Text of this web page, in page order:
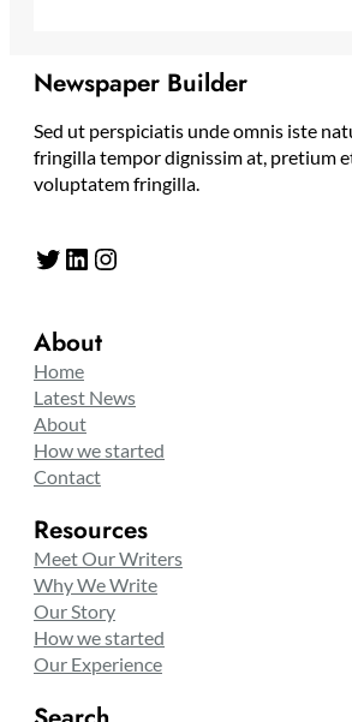
Newspaper Builder
Sed ut perspiciatis unde omnis iste
fringilla tempor dignissim at, pretium
voluptatem fringilla.
Twitter LinkedIn Instagram
About
Home
Latest News
About
How we started
Contact
Resources
Meet Our Writers
Why We Write
Our Story
How we started
Our Experience